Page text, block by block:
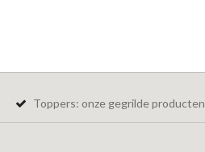
Toppers: onze gegrilde